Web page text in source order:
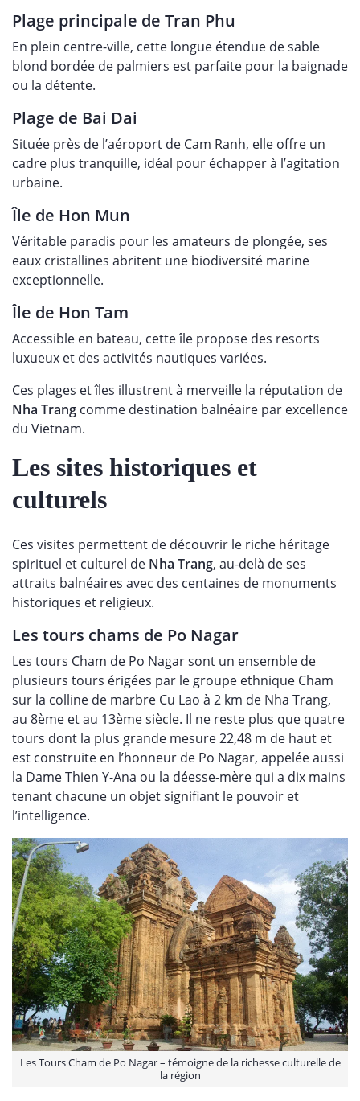
Plage principale de Tran Phu
En plein centre-ville, cette longue étendue de sable
blond bordée de palmiers est parfaite pour la baignade
ou la détente.
Plage de Bai Dai
Située près de l’aéroport de Cam Ranh, elle offre un
cadre plus tranquille, idéal pour échapper à l’agitation
urbaine.
Île de Hon Mun
Véritable paradis pour les amateurs de plongée, ses
eaux cristallines abritent une biodiversité marine
exceptionnelle.
Île de Hon Tam
Accessible en bateau, cette île propose des resorts
luxueux et des activités nautiques variées.
Ces plages et îles illustrent à merveille la réputation de
Nha Trang comme destination balnéaire par excellence
du Vietnam.
Les sites historiques et
culturels
Ces visites permettent de découvrir le riche héritage
spirituel et culturel de Nha Trang, au-delà de ses
attraits balnéaires avec des centaines de monuments
historiques et religieux.
Les tours chams de Po Nagar
Les tours Cham de Po Nagar sont un ensemble de
plusieurs tours érigées par le groupe ethnique Cham
sur la colline de marbre Cu Lao à 2 km de Nha Trang,
au 8ème et au 13ème siècle. Il ne reste plus que quatre
tours dont la plus grande mesure 22,48 m de haut et
est construite en l’honneur de Po Nagar, appelée aussi
la Dame Thien Y-Ana ou la déesse-mère qui a dix mains
tenant chacune un objet signifiant le pouvoir et
l’intelligence.
Les Tours Cham de Po Nagar – témoigne de la richesse culturelle de
la région